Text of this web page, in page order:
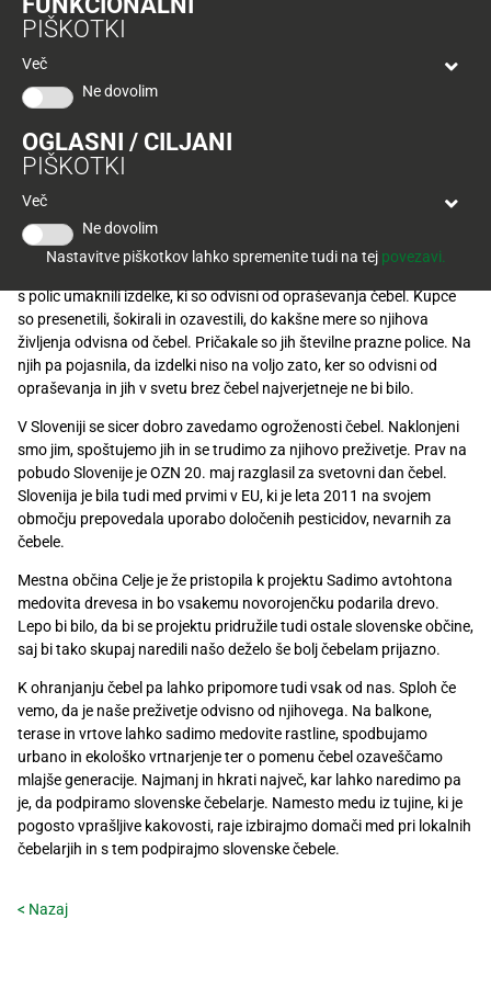
PIŠKOTKI
Več
Ne dovolim
OGLASNI / CILJANI
PIŠKOTKI
Več
Ne dovolim
Nastavitve piškotkov lahko spremenite tudi na tej povezavi.
Ponudba
velja
30.
2026
POGLEJTE IZDELKE
Čebele
so namreč zaslužne za opraševanje kar 70 % naše hrane.
Kljub temu, da smo odvisni od njih, pa jih še vedno ogrožamo in
policah v trgovinah kmalu res ne bo več hrane. Svet brez
bo tako postal tudi svet brez nas.
Na pobudo Rotaract Slovenija, v sodelovanju z oglaševalsko
agencijo New Moment, Čebelarsko zvezo Slovenije in Tuš-em, so se
kupci v trgovini lahko prepričali, kakšno bi bilo življenje brezčebel
s polic umaknili izdelke, ki so odvisni od opraševanjačebel. Kupce
so presenetili, šokirali in ozavestili, do kakšne mere so njihova
življenja odvisna od čebel . Pričakale so jih številne prazne police. Na
njih pa pojasnila, da izdelki niso na voljo zato, ker so odvisni od
opraševanja in jih v svetu brezčebel najverjetneje ne bi bilo.
V Sloveniji se sicer dobro zavedamo ogroženosti čebel. Naklonjeni
smo jim, spoštujemo jih in se trudimo za njihovo preživetje. Prav na
pobudo Slovenije je OZN 20. maj razglasil za svetovnidan čebel .
Slovenija je bila tudi med prvimi v EU, ki je leta 2011 na svojem
območju prepovedala uporabo določenih pesticidov, nevarnih za
čebele.
Mestna občina Celje je že pristopila k projektu Sadimo avtohtona
medovita drevesa in bo vsakemu novorojenčku podarila drevo.
Lepo bi bilo, da bi se projektu pridružile tudi ostale slovenske občine,
saj bi tako skupaj naredili našo deželo še bolj čebelam prijazno.
K ohranjanju čebel pa lahko pripomore tudi vsak od nas. Sploh če
vemo, da je naše preživetje odvisno od njihovega. Na balkone,
terase in vrtove lahko sadimo medovite rastline, spodbujamo
urbano in ekološko vrtnarjenje ter o pomenu čebel ozaveščamo
mlajše generacije. Najmanj in hkrati največ, kar lahko naredimo pa
je, da podpiramo slovenske čebelarje. Namesto medu iz tujine, ki je
pogosto vprašljive kakovosti, raje izbirajmo domači med pri lokalnih
čebelarjih in s tem podpirajmo slovenskečebele.
< Nazaj